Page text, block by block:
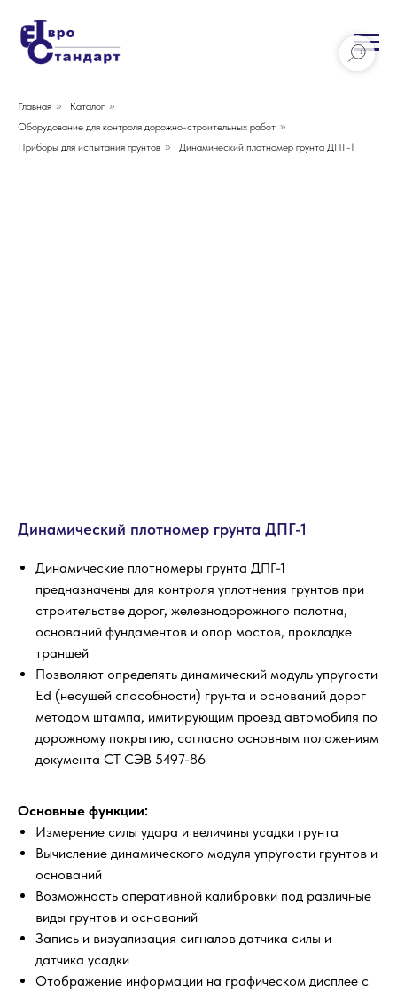
Главная » Каталог »
Оборудование для контроля дорожно-строительных работ »
Приборы для испытания грунтов » Динамический плотномер грунта ДПГ-1
Динамический плотномер грунта ДПГ-1
Динамические плотномеры грунта ДПГ-1
предназначены для контроля уплотнения грунтов при
строительстве дорог, железнодорожного полотна,
оснований фундаментов и опор мостов, прокладке
траншей
Позволяют определять динамический модуль упругости
Еd (несущей способности) грунта и оснований дорог
методом штампа, имитирующим проезд автомобиля по
дорожному покрытию, согласно основным положениям
документа СТ СЭВ 5497-86
Основные функции:
Измерение силы удара и величины усадки грунта
Вычисление динамического модуля упругости грунтов и
оснований
Возможность оперативной калибровки под различные
виды грунтов и оснований
Запись и визуализация сигналов датчика силы и
датчика усадки
Отображение информации на графическом дисплее с